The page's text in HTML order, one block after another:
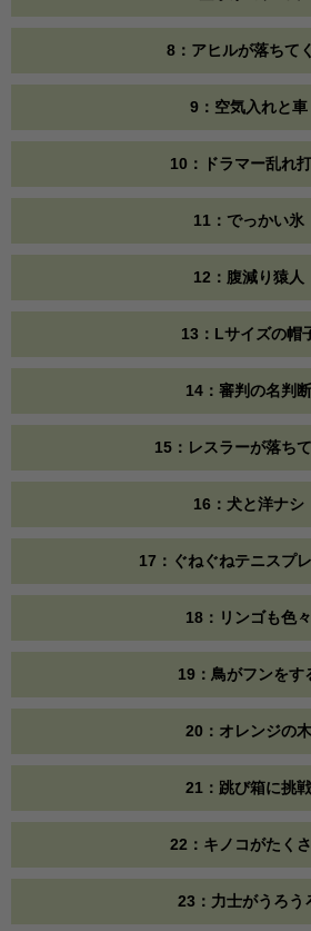
8：アヒルが落ちて
9：空気入れと車
10：ドラマー乱れ
11：でっかい氷
12：腹減り猿人
13：Lサイズの帽
14：審判の名判断
15：レスラーが落ち
16：犬と洋ナシ
17：ぐねぐねテニスプ
18：リンゴも色々
19：鳥がフンをす
20：オレンジの木
21：跳び箱に挑戦
22：キノコがたく
23：力士がうろう